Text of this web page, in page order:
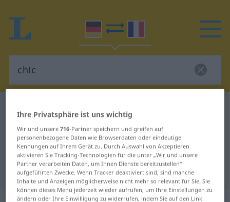
Deutsch-Französisch Übersetzung
für "chic"
"chic" Französisch Übersetzung
Ihre Privatsphäre ist uns wichtig
Wir und unsere716-Partner speichern und greifen auf
personenbezogene Daten wie Browserdaten oder eindeutige
Kennungen auf Ihrem Gerät zu. Durch Auswahl von Akzeptieren
aktivieren Sie Tracking-Technologien für die unter „Wir und unsere
Partner verarbeiten Daten, um Ihnen Dienste bereitzustellen“
aufgeführten Zwecke. Wenn Tracker deaktiviert sind, sind manche
Inhalte und Anzeigen möglicherweise nicht mehr so relevant für Sie. Sie
können dieses Menü jederzeit wieder aufrufen, um Ihre Einstellungen zu
ändern oder Ihre Einwilligung zu widerrufen, indem Sie auf den Link